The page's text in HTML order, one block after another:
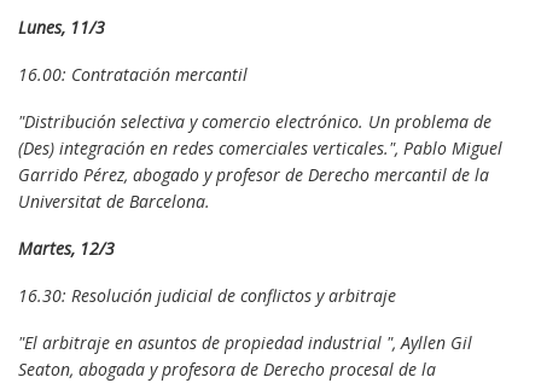
Lunes, 11/3
16.00: Contratación mercantil
"Distribución selectiva y comercio electrónico. Un problema de
(Des) integración en redes comerciales verticales.", Pablo Miguel
Garrido Pérez, abogado y profesor de Derecho mercantil de la
Universitat de Barcelona.
Martes, 12/3
16.30: Resolución judicial de conflictos y arbitraje
"El arbitraje en asuntos de propiedad industrial ", Ayllen Gil
Seaton, abogada y profesora de Derecho procesal de la